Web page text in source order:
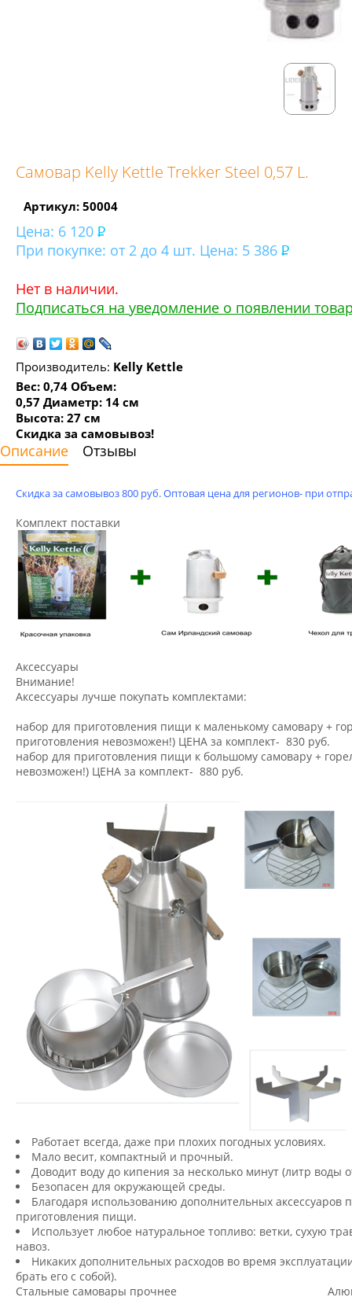
Самовар Kelly Kettle Trekker Steel 0,57 L.
Артикул: 50004
Цена: 6 120
При покупке: от 2 до 4 шт. Цена: 5 386
Нет в наличии.
Подписаться на уведомление о появлении
Производитель: Kelly Kettle
Вес: 0,74 Объем:
0,57 Диаметр: 14 см
Высота: 27 см
Скидка за самовывоз!
Описание Отзывы
Скидка за самовывоз 800 руб. Оптовая цена для регионов- при
Комплект поставки
Аксессуары
Внимание!
Аксессуары лучше покупать комплектами:
набор для приготовления пищи к маленькому самовару +
приготовления невозможен!) ЦЕНА за комплект- 830 руб.
набор для приготовления пищи к большому самовару +
невозможен!) ЦЕНА за комплект- 880 руб.
Работает всегда, даже при плохих погодных условиях.
Мало весит, компактный и прочный.
Доводит воду до кипения за несколько минут (литр воды
Безопасен для окружающей среды.
Благодаря использованию дополнительных
приготовления пищи.
Использует любое натуральное топливо: ветки, сухую
навоз.
Никаких дополнительных расходов во время
брать его с собой).
Стальные самовары прочнее